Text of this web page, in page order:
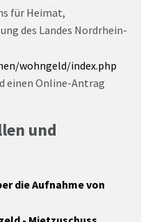
für Heimat,
des Landes Nordrhein-
wohngeld/index.php
einen Online-Antrag
und
die Aufnahme von